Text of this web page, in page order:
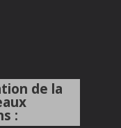
de la
: